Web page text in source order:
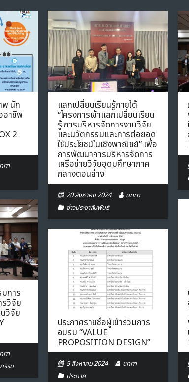
พ นัก
อาชีพ
2
แลกเปลี่ยนเรียนรู้ภายใต้
“โครงการเข้าแลกเปลี่ยนเรียน
รู้ การบริหารจัดการงานวิจัย
และนวัตกรรมและการต่อยอด
ใช้ประโยชน์ในเชิงพาณิชย์” เพื่อ
การพัฒนาการบริหารจัดการ
เครือข่ายวิจัยอุดมศึกษาภาค
กลางตอนล่าง
20 สิงหาคม 2024
unrn
ข่าวประชาสัมพันธ์
การ
วิจัย
วิจัย
รรม
ประกาศรายชื่อผู้เข้าร่วมการ
อบรม “VALUE
PROPOSITION DESIGN”
5 สิงหาคม 2024
unrn
ประกาศ